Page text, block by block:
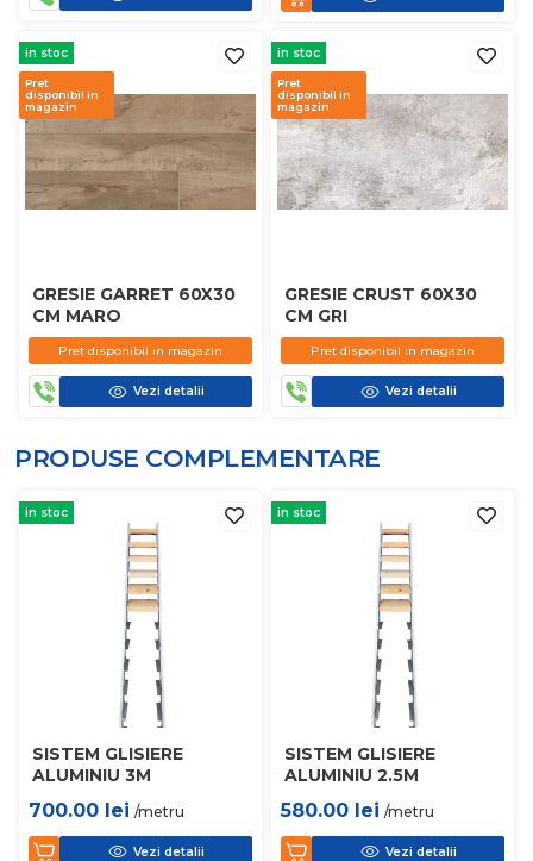
in stoc
Pret
disponibil in
magazin
GRESIE GARRET 60X30
CM MARO
Pret disponibil in magazin
Vezi detalii
in stoc
Pret
disponibil in
magazin
GRESIE CRUST 60X30
CM GRI
Pret disponibil in magazin
Vezi detalii
PRODUSE COMPLEMENTARE
in stoc
SISTEM GLISIERE
ALUMINIU 3M
700.00 lei /metru
Vezi detalii
in stoc
SISTEM GLISIERE
ALUMINIU 2.5M
580.00 lei /metru
Vezi detalii